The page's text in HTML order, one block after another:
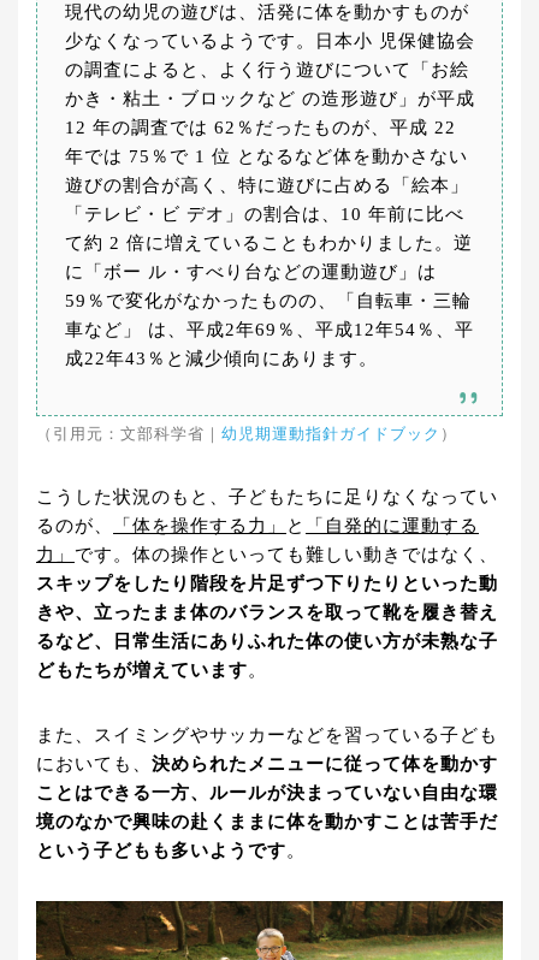
現代の幼児の遊びは、活発に体を動かすものが
少なくなっているようです。日本小 児保健協会
の調査によると、よく行う遊びについて「お絵
かき・粘土・ブロックなど の造形遊び」が平成
12 年の調査では 62％だったものが、平成 22
年では 75％で 1 位 となるなど体を動かさない
遊びの割合が高く、特に遊びに占める「絵本」
「テレビ・ビ デオ」の割合は、10 年前に比べ
て約 2 倍に増えていることもわかりました。逆
に「ボー ル・すべり台などの運動遊び」は
59％で変化がなかったものの、「自転車・三輪
車など」 は、平成2年69％、平成12年54％、平
成22年43％と減少傾向にあります。
（引用元：文部科学省｜ 幼児期運動指針ガイドブック ）
こうした状況のもと、子どもたちに足りなくなってい
るのが、
「体を操作する力」 と
「自発的に運動する
力」 です。体の操作といっても難しい動きではなく、
スキップをしたり階段を片足ずつ下りたりといった動
きや、立ったまま体のバランスを取って靴を履き替え
るなど、日常生活にありふれた体の使い方が未熟な子
どもたちが増えています。
また、スイミングやサッカーなどを習っている子ども
においても、 決められたメニューに従って体を動かす
ことはできる一方、ルールが決まっていない自由な環
境のなかで興味の赴くままに体を動かすことは苦手だ
という子どもも多いようです。